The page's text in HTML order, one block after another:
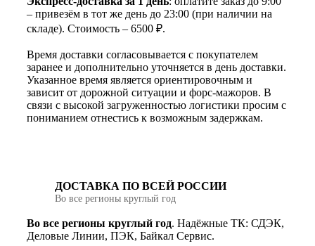
– привезём в тот же день до 23:00 (при наличии на
складе). Стоимость – 6500 ₽.
Время доставки согласовывается с покупателем
заранее и дополнительно уточняется в день доставки.
Указанное время является ориентировочным и
зависит от дорожной ситуации и форс-мажоров. В
связи с высокой загруженностью логистики просим с
пониманием отнестись к возможным задержкам.
ДОСТАВКА ПО ВСЕЙ РОССИИ
Во все регионы круглый год
Во все регионы круглый год. Надёжные ТК: СДЭК,
Деловые Линии, ПЭК, Байкал Сервис.